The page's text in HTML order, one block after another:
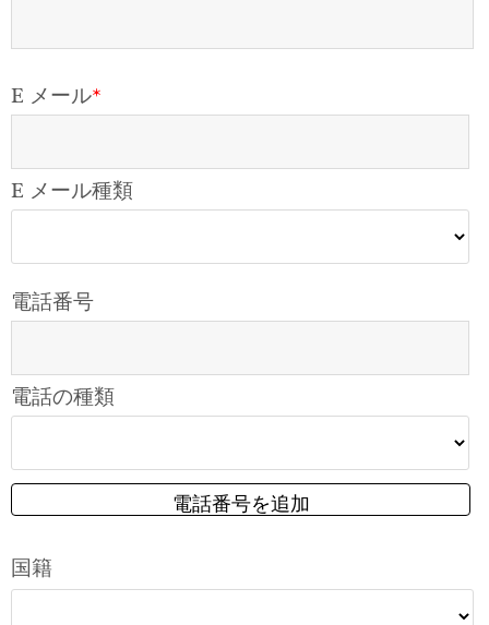
E メール*
E メール種類
電話番号
電話の種類
電話番号を追加
国籍